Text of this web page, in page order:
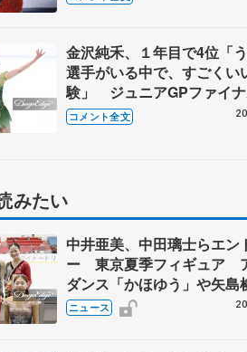
【ジュニアGPファイナル
金沢純禾、１年目で4位「
選手がいる中で、すごくい
験」 ジュニアGPファイ
「楽しくのびのびと滑って
りたい」【全日本ジュニア
コメント全文
みたい
中井亜美、中田璃士らエン
ー 東京夏季フィギュア
ダンス「かほゆう」や矢島
北村凌大組も
ニュース